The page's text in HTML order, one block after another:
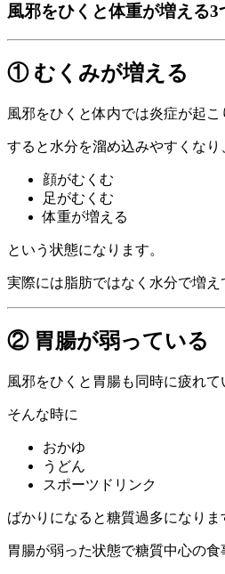
風邪をひくと体重が増える3
① むくみが増える
風邪をひくと体内では炎症が起こ
すると水分を溜め込みやすくなり
顔がむくむ
足がむくむ
体重が増える
という状態になります。
実際には脂肪ではなく水分で増え
② 胃腸が弱っている
風邪をひくと胃腸も同時に疲れて
そんな時に
おかゆ
うどん
スポーツドリンク
ばかりになると糖質過多になりま
胃腸が弱った状態で糖質中心の食